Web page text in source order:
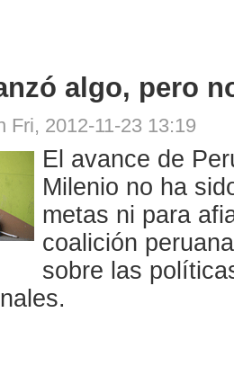
algo, pero
Fri, 2012-11-23 13:19
El avance de
Milenio no ha
metas ni para
coalición
sobre las